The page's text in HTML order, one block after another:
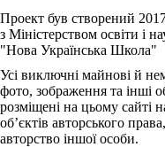
Проект був створений
з Міністерством освіти і
"Нова Українська Школа"
Усі виключні майнові й
фото, зображення та інші
розміщені на цьому сайті
об’єктів авторського
авторство іншої особи.